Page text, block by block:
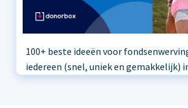
100+ beste ideeën voor
iedereen (snel, uniek en gemakkelijk)